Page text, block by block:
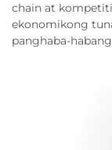
chain at
ekonomikong
panghaba-